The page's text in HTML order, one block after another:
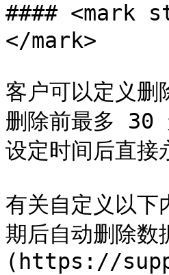
#### <mark
</mark>
客户可以定义删
删除前最多 30
设定时间后直接
有关自定义以
期后自动删除数
(https://